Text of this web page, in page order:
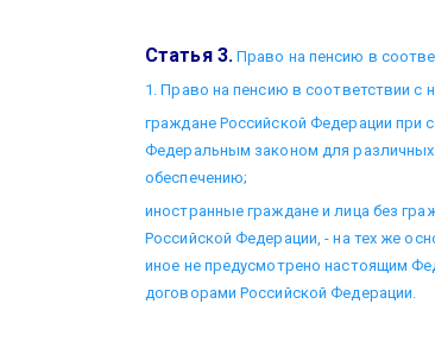
Статья 3. Право на пенсию в
1. Право на пенсию в соответствии
граждане Российской Федерации при
Федеральным законом для различных
обеспечению;
иностранные граждане и лица без
Российской Федерации, - на тех же
иное не предусмотрено настоящим
договорами Российской Федерации.